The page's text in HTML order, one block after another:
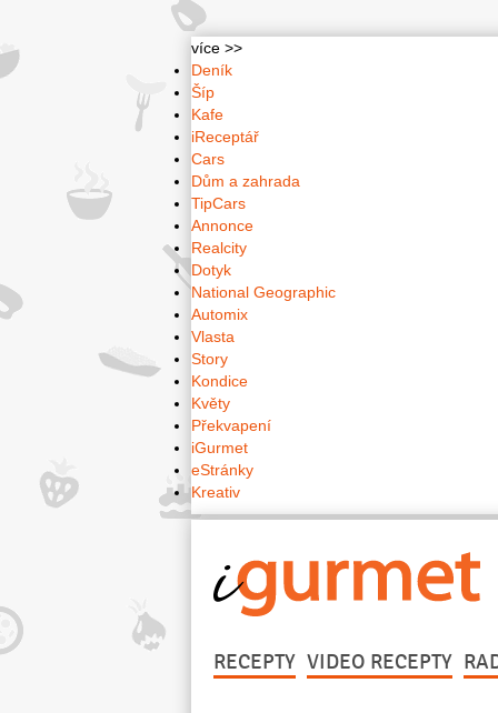
více >>
Deník
Šíp
Kafe
iReceptář
Cars
Dům a zahrada
TipCars
Annonce
Realcity
Dotyk
National Geographic
Automix
Vlasta
Story
Kondice
Květy
Překvapení
iGurmet
eStránky
Kreativ
RECEPTY VIDEO RECEPTY